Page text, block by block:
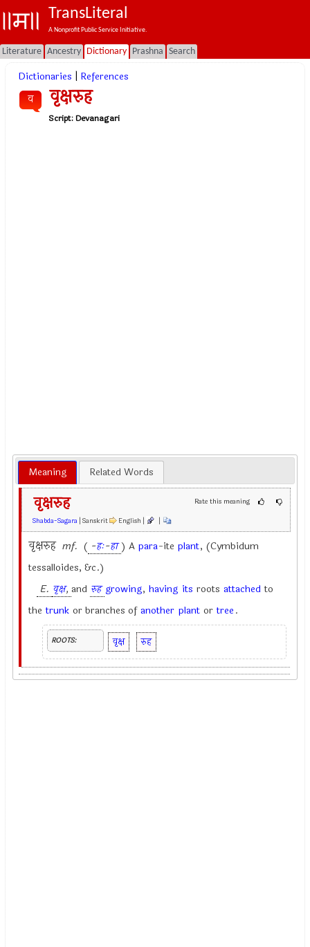
TransLiteral
A Nonprofit Public Service Initiative.
Literature Ancestry Dictionary Prashna Search
Dictionaries References
व वृक्षरुह
Script:Devanagari
Meaning Related Words
Rate this meaning
वृक्षरुह
Shabda-Sagara | Sanskrit English | |
वृक्षरुह mf. ( -हः-हा ) A para-ite plant, (Cymbidum
tessalloides, &c.)
E. वृक्ष, and रुह growing, having its roots attachedto
thetrunk or branches ofanother plant ortree.
ROOTS: वृक्ष रुह